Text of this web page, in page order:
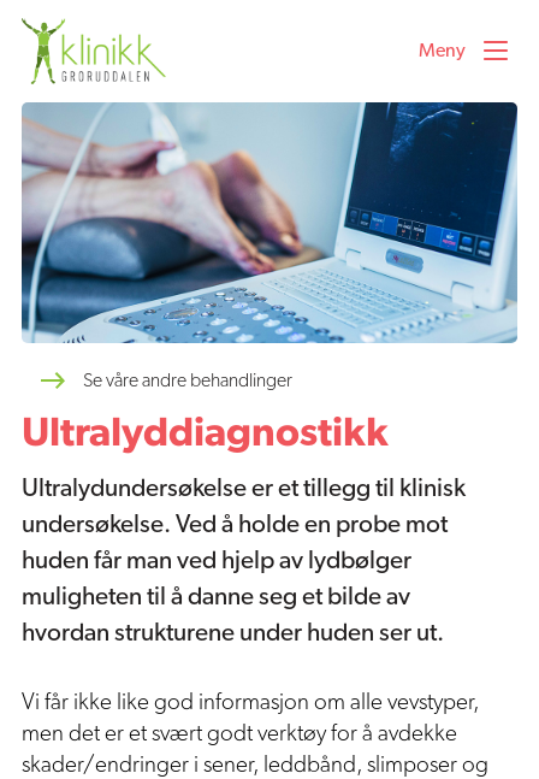
Våre behandlinger
Velg ønsket behandling i listen under
Fysioterapeut
Manuellterapeut
Osteopat
Akupunktur
Redcord / Medisinsk treningsterapi
Trykkbølgebehandling
Ultralyddiagnostikk
Fysioterapi for barn og ungdom
Meny
Se våre andre behandlinger
Ultralyddiagnostikk
Ultralydundersøkelse er et tillegg til klinisk
undersøkelse. Ved å holde en probe mot
huden får man ved hjelp av lydbølger
muligheten til å danne seg et bilde av
hvordan strukturene under huden ser ut.
Vi får ikke like god informasjon om alle vevstyper,
men det er et svært godt verktøy for å avdekke
skader/endringer i sener, leddbånd, slimposer og